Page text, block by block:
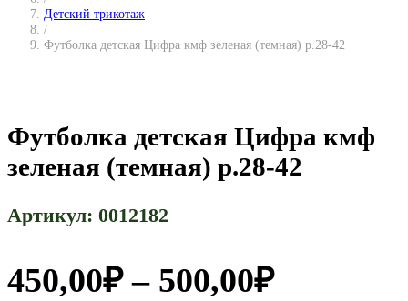
Детский трикотаж
/
Футболка детская Цифра кмф зеленая (темная) р.28-42
Футболка детская Цифра кмф
зеленая (темная) р.28-42
Артикул: 0012182
450,00₽– 500,00₽